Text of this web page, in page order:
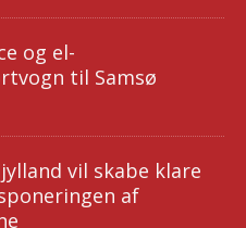
og el-
til Samsø
vil skabe klare
af